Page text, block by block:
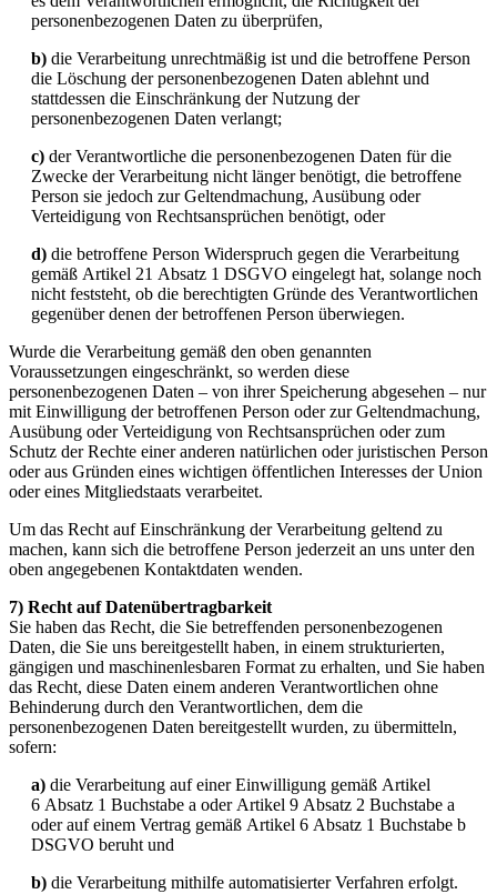
personenbezogenen Daten zu überprüfen,
b) die Verarbeitung unrechtmäßig ist und die betroffene Person
die Löschung der personenbezogenen Daten ablehnt und
stattdessen die Einschränkung der Nutzung der
personenbezogenen Daten verlangt;
c) der Verantwortliche die personenbezogenen Daten für die
Zwecke der Verarbeitung nicht länger benötigt, die betroffene
Person sie jedoch zur Geltendmachung, Ausübung oder
Verteidigung von Rechtsansprüchen benötigt, oder
d) die betroffene Person Widerspruch gegen die Verarbeitung
gemäß Artikel 21 Absatz 1 DSGVO eingelegt hat, solange noch
nicht feststeht, ob die berechtigten Gründe des Verantwortlichen
gegenüber denen der betroffenen Person überwiegen.
Wurde die Verarbeitung gemäß den oben genannten
Voraussetzungen eingeschränkt, so werden diese
personenbezogenen Daten – von ihrer Speicherung abgesehen – nur
mit Einwilligung der betroffenen Person oder zur Geltendmachung,
Ausübung oder Verteidigung von Rechtsansprüchen oder zum
Schutz der Rechte einer anderen natürlichen oder juristischen Person
oder aus Gründen eines wichtigen öffentlichen Interesses der Union
oder eines Mitgliedstaats verarbeitet.
Um das Recht auf Einschränkung der Verarbeitung geltend zu
machen, kann sich die betroffene Person jederzeit an uns unter den
oben angegebenen Kontaktdaten wenden.
7) Recht auf Datenübertragbarkeit
Sie haben das Recht, die Sie betreffenden personenbezogenen
Daten, die Sie uns bereitgestellt haben, in einem strukturierten,
gängigen und maschinenlesbaren Format zu erhalten, und Sie haben
das Recht, diese Daten einem anderen Verantwortlichen ohne
Behinderung durch den Verantwortlichen, dem die
personenbezogenen Daten bereitgestellt wurden, zu übermitteln,
sofern:
a) die Verarbeitung auf einer Einwilligung gemäß Artikel
6 Absatz 1 Buchstabe a oder Artikel 9 Absatz 2 Buchstabe a
oder auf einem Vertrag gemäß Artikel 6 Absatz 1 Buchstabe b
DSGVO beruht und
b) die Verarbeitung mithilfe automatisierter Verfahren erfolgt.